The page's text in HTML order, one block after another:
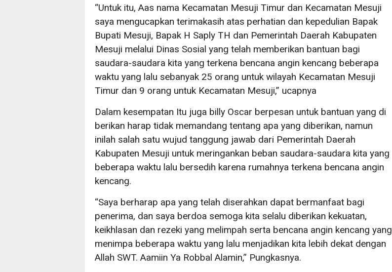
“Untuk itu, Aas nama Kecamatan Mesuji Timur dan Kecamatan Mesuji
saya mengucapkan terimakasih atas perhatian dan kepedulian Bapak
Bupati Mesuji, Bapak H Saply TH dan Pemerintah Daerah Kabupaten
Mesuji melalui Dinas Sosial yang telah memberikan bantuan bagi
saudara-saudara kita yang terkena bencana angin kencang beberapa
waktu yang lalu sebanyak 25 orang untuk wilayah Kecamatan Mesuji
Timur dan 9 orang untuk Kecamatan Mesuji,” ucapnya
Dalam kesempatan Itu juga billy Oscar berpesan untuk bantuan yang di
berikan harap tidak memandang tentang apa yang diberikan, namun
inilah salah satu wujud tanggung jawab dari Pemerintah Daerah
Kabupaten Mesuji untuk meringankan beban saudara-saudara kita yang
beberapa waktu lalu bersedih karena rumahnya terkena bencana angin
kencang.
“Saya berharap apa yang telah diserahkan dapat bermanfaat bagi
penerima, dan saya berdoa semoga kita selalu diberikan kekuatan,
keikhlasan dan rezeki yang melimpah serta bencana angin kencang yang
menimpa beberapa waktu yang lalu menjadikan kita lebih dekat dengan
Allah SWT. Aamiin Ya Robbal Alamin,” Pungkasnya.